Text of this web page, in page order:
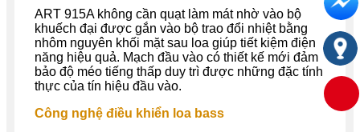
ART 915A không cần quạt làm mát nhờ vào bộ
khuếch đại được gắn vào bộ trao đổi nhiệt bằng
nhôm nguyên khối mặt sau loa giúp tiết kiệm điện
năng hiệu quả. Mạch đầu vào có thiết kế mới đảm
bảo độ méo tiếng thấp duy trì được những đặc tính
thực của tín hiệu đầu vào.
Công nghệ điều khiển loa bass